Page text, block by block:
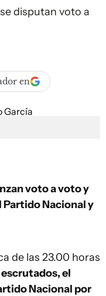
disputan voto a
en
voto a voto y
Nacional y
de las 23.00 horas
el
Nacional por